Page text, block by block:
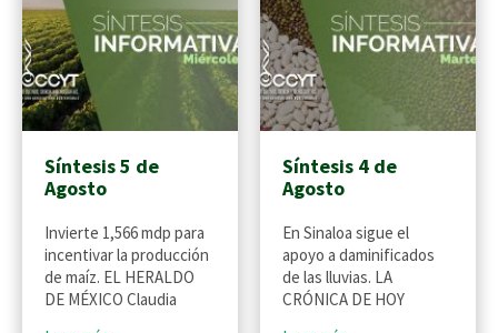
Síntesis 5 de
Agosto
Invierte 1,566 mdp para
incentivar la producción
de maíz. EL HERALDO
DE MÉXICO Claudia
Síntesis 4 de
Agosto
En Sinaloa sigue el
apoyo a daminificados
de las lluvias. LA
CRÓNICA DE HOY